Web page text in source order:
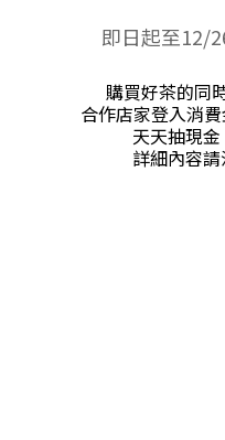
即日起至12/
購買好茶的同
合作店家登入消
天天抽現
詳細內容